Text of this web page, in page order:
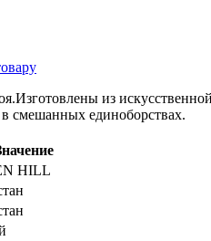
из
смешанных единоборствах.
HILL